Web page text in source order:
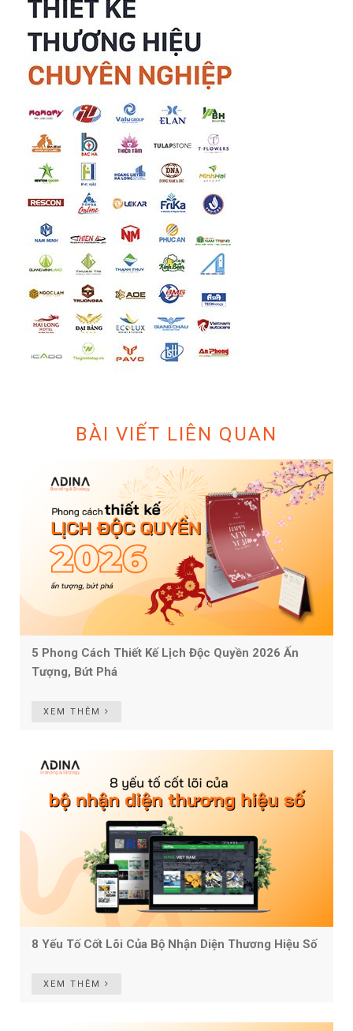
BÀI VIẾT LIÊN QUAN
5 Phong Cách Thiết Kế Lịch Độc Quyền 2026 Ấn
Tượng, Bứt Phá
XEM THÊM
8 Yếu Tố Cốt Lõi Của Bộ Nhận Diện Thương Hiệu Số
XEM THÊM